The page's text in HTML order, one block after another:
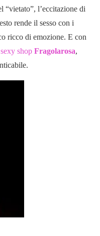
“vietato”, l’eccitazione di
rende il sesso con i
ricco di emozione. E con
sexy shop Fragolarosa,